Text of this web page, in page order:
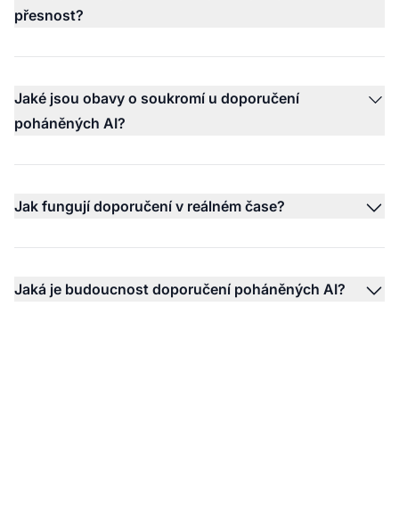
přesnost?
Jaké jsou obavy o soukromí u doporučení
poháněných AI?
Jak fungují doporučení v reálném čase?
Jaká je budoucnost doporučení poháněných AI?